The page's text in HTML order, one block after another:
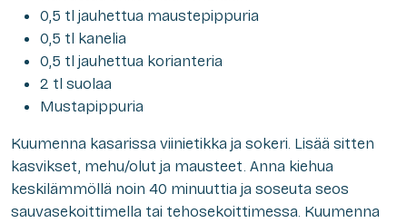
0,5 tl jauhettua maustepippuria
0,5 tl kanelia
0,5 tl jauhettua korianteria
2 tl suolaa
Mustapippuria
Kuumenna kasarissa viinietikka ja sokeri. Lisää sitten
kasvikset, mehu/olut ja mausteet. Anna kiehua
keskilämmöllä noin 40 minuuttia ja soseuta seos
sauvasekoittimella tai tehosekoittimessa. Kuumenna